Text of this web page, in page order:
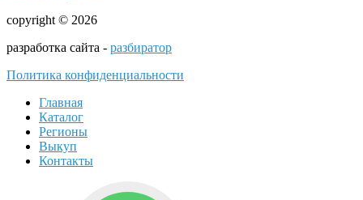
copyright © 2026
разработка сайта - разбиратор
Политика конфиденциальности
Главная
Каталог
Регионы
Выкуп
Контакты